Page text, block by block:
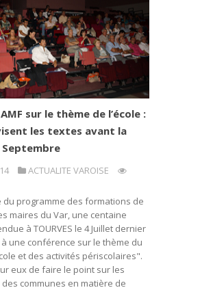
sur le thème de l’école :
les textes avant la
ACTUALITE VAROISE
du programme des formations de
maires du Var, une centaine
à TOURVES le 4 Juillet dernier
une conférence sur le thème du
et des activités périscolaires".
eux de faire le point sur les
communes en matière de